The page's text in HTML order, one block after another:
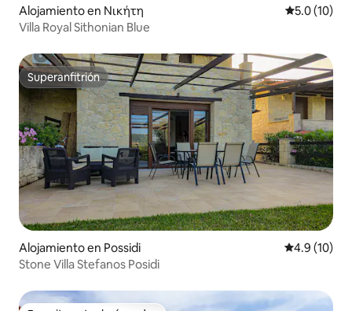
Alojamiento en Νικήτη Calificación
5.0 (10)
Villa Royal Sithonian Blue
Superanfitrión
Superanfitrión
Alojamiento en Possidi Calificación
4.9 (10)
Stone Villa Stefanos Posidi